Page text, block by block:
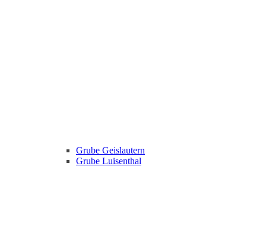
Grube Geislautern
Grube Luisenthal